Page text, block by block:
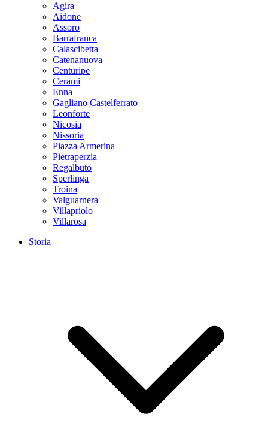
Agira
Aidone
Assoro
Barrafranca
Calascibetta
Catenanuova
Centuripe
Cerami
Enna
Gagliano Castelferrato
Leonforte
Nicosia
Nissoria
Piazza Armerina
Pietraperzia
Regalbuto
Sperlinga
Troina
Valguarnera
Villapriolo
Villarosa
Storia